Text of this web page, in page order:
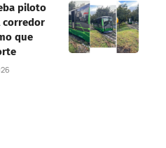
piloto
corredor
que